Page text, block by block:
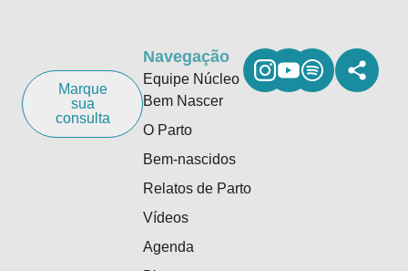
Marque
sua
consulta
Navegação
Equipe Núcleo
Bem Nascer
O Parto
Bem-nascidos
Relatos de Parto
Vídeos
Agenda